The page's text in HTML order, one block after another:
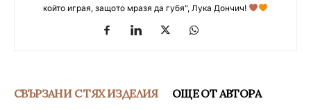
който играя, защото мразя да губя", Лука Дончич!
СВЪРЗАНИ С ТЯХ ИЗДЕЛИЯ ОЩЕ ОТ АВТОРА